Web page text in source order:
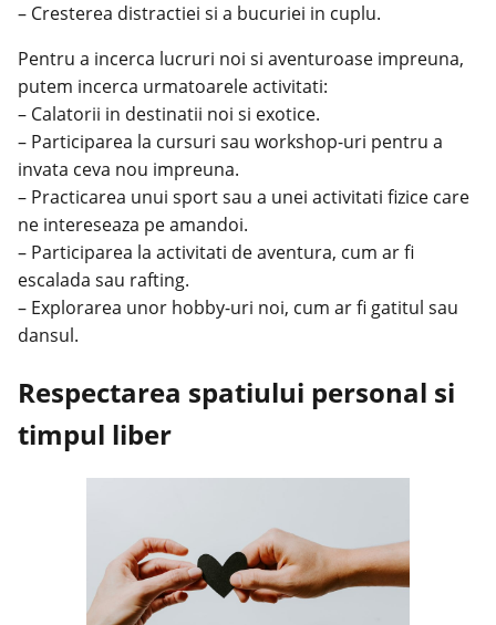
– Cresterea distractiei si a bucuriei in cuplu.
Pentru a incerca lucruri noi si aventuroase impreuna,
putem incerca urmatoarele activitati:
– Calatorii in destinatii noi si exotice.
– Participarea la cursuri sau workshop-uri pentru a
invata ceva nou impreuna.
– Practicarea unui sport sau a unei activitati fizice care
ne intereseaza pe amandoi.
– Participarea la activitati de aventura, cum ar fi
escalada sau rafting.
– Explorarea unor hobby-uri noi, cum ar fi gatitul sau
dansul.
Respectarea spatiului personal si
timpul liber